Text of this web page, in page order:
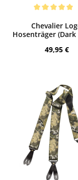
Bewerten
Chevalier
Hosenträger (Dark
Regulärer
49,95 €